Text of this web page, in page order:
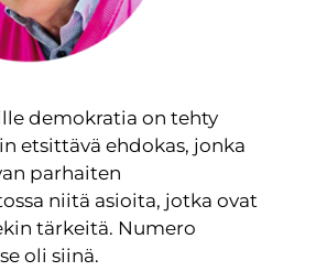
demokratia on tehty
etsittävä ehdokas, jonka
parhaiten
niitä asioita, jotka ovat
tärkeitä. Numero
oli siinä.